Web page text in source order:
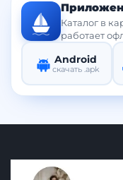
Каталог в
работает
Android
скачать .apk